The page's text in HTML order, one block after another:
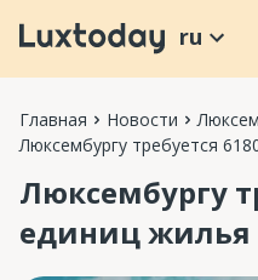
ru
Главная Новости
Люксембургу требуется
Люксембургу
единиц жилья